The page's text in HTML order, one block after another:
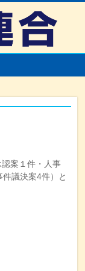
案１件・人事
議決案4件）と